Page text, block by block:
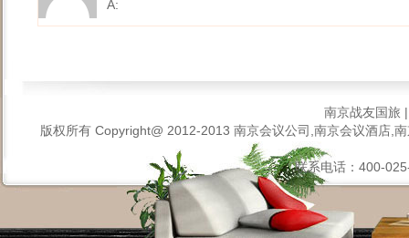
A:
南京战友国旅
版权所有 Copyright@ 2012-2013 南京会议公司,南京会议酒店,
联系电话：400-